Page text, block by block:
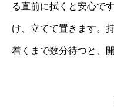
る直前に拭くと安心で
け、立てて置きます。
着くまで数分待つと、